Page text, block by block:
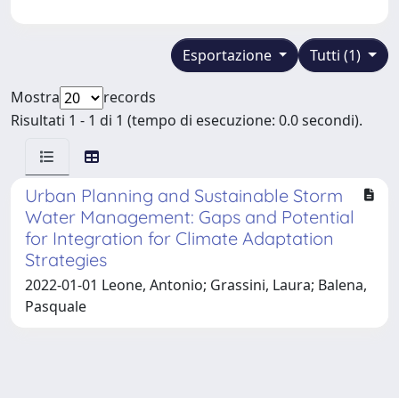
Tutti (1)
Esportazione
Mostra
records
Risultati 1 - 1 di 1 (tempo di esecuzione: 0.0 secondi).
Urban Planning and Sustainable Storm
Water Management: Gaps and Potential
for Integration for Climate Adaptation
Strategies
2022-01-01 Leone, Antonio; Grassini, Laura; Balena,
Pasquale